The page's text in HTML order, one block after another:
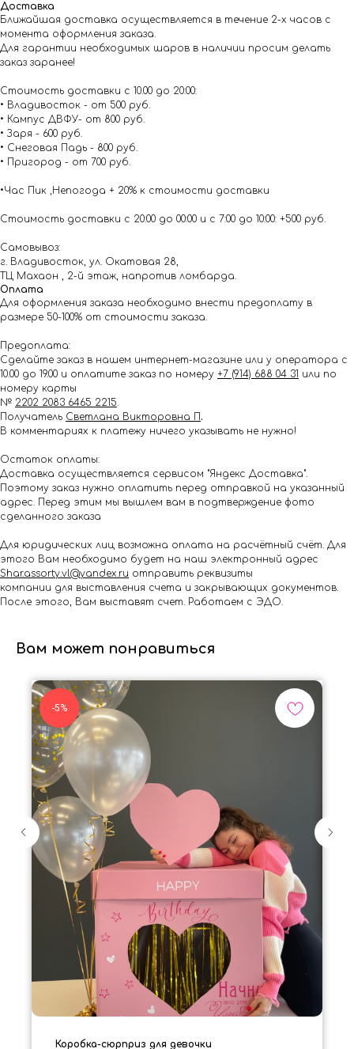
Доставка
Ближайшая доставка осуществляется в течение 2-х часов с
момента оформления заказа.
Для гарантии необходимых шаров в наличии просим делать
заказ заранее!
Стоимость доставки с 10.00 до 20:00:
• Владивосток - от 500 руб.
• Кампус ДВФУ- от 800 руб.
• Заря - 600 руб.
• Снеговая Падь - 800 руб.
• Пригород - от 700 руб.
•Час Пик ,Непогода + 20% к стоимости доставки
Стоимость доставки с 20:00 до 00:00 и с 7:00 до 10:00: +500 руб.
Самовывоз:
г. Владивосток, ул. Окатовая 28,
ТЦ Махаон , 2-й этаж, напротив ломбарда.
Оплата
Для оформления заказа необходимо внести предоплату в
размере 50-100% от стоимости заказа.
Предоплата:
Сделайте заказ в нашем интернет-магазине или у оператора с
10.00 до 19.00 и оплатите заказ по номеру +7 (914) 688 04 31 или по
номеру карты
№ 2202 2083 6465 2215.
Получатель Светлана Викторовна П .
В комментариях к платежу ничего указывать не нужно!
Остаток оплаты:
Доставка осуществляется сервисом "Яндекс Доставка".
Поэтому заказ нужно оплатить перед отправкой на указанный
адрес. Перед этим мы вышлем вам в подтверждение фото
сделанного заказа
Для юридических лиц возможна оплата на расчётный счёт. Для
этого Вам необходимо будет на наш электронный адрес
Shar.assorty.vl@yandex.ru отправить реквизиты
компании для выставления счета и закрывающих документов.
После этого, Вам выставят счет. Работаем с ЭДО.
Вам может понравиться
-5%
Коробка-сюрприз для девочки